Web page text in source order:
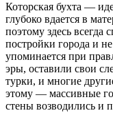
Которская бухта —
глубоко вдается в
поэтому здесь всегда
постройки города и
упоминается при
эры, оставили свои
турки, и многие
этому — массивные
стены возводились и